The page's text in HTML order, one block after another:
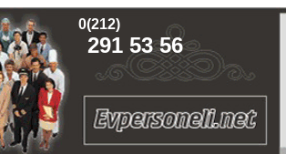
0(212)
291 53 56